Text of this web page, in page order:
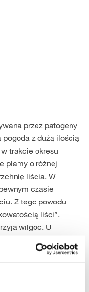
przez patogeny
pogoda z dużą ilością
trakcie okresu
plamy o różnej
liścia. W
czasie
Z tego powodu
liści”.
wilgoć. U
często otoczone są